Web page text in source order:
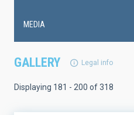
GALLERY Legal info
Displaying 181 - 200 of 318
navigation
MEDIA